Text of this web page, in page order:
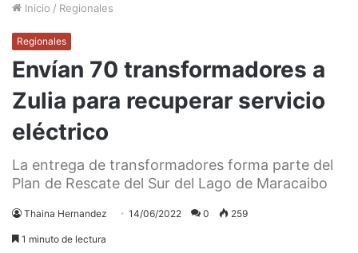
Inicio / Regionales
Regionales
Envían 70 transformadores a
Zulia para recuperar servicio
eléctrico
La entrega de transformadores forma parte del
Plan de Rescate del Sur del Lago de Maracaibo
Thaina Hernandez 14/06/2022 0 259
1 minuto de lectura